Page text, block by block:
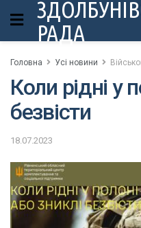
РАДА
Головна Усі новини
Коли рідні у
безвісти
18.07.2023